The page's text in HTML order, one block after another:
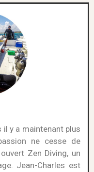
y a maintenant plus
ne cesse de
Zen Diving, un
Jean-Charles est